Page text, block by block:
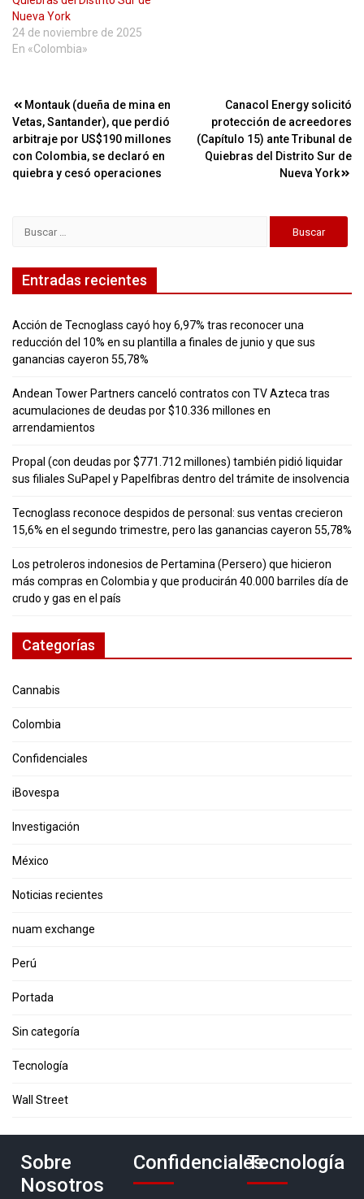
Nueva York
24 de noviembre de 2025
En «Colombia»
Navegación
de
entradas
Montauk (dueña de mina en
Vetas, Santander), que perdió
arbitraje por US$190 millones
con Colombia, se declaró en
quiebra y cesó operaciones
Canacol Energy solicitó
protección de acreedores
(Capítulo 15) ante Tribunal de
Quiebras del Distrito Sur de
Nueva York
Entradas recientes
Acción de Tecnoglass cayó hoy 6,97% tras reconocer una
reducción del 10% en su plantilla a finales de junio y que sus
ganancias cayeron 55,78%
Andean Tower Partners canceló contratos con TV Azteca tras
acumulaciones de deudas por $10.336 millones en
arrendamientos
Propal (con deudas por $771.712 millones) también pidió liquidar
sus filiales SuPapel y Papelfibras dentro del trámite de insolvencia
Tecnoglass reconoce despidos de personal: sus ventas crecieron
15,6% en el segundo trimestre, pero las ganancias cayeron 55,78%
Los petroleros indonesios de Pertamina (Persero) que hicieron
más compras en Colombia y que producirán 40.000 barriles día de
crudo y gas en el país
Categorías
Cannabis
Colombia
Confidenciales
iBovespa
Investigación
México
Noticias recientes
nuam exchange
Perú
Portada
Sin categoría
Tecnología
Wall Street
Sobre
Nosotros
ConfidencialesTecnología